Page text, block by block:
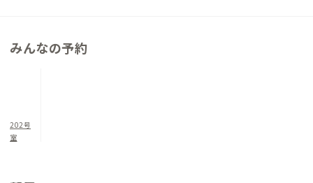
みんなの予約
202号
室